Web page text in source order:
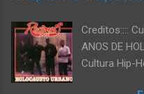
Creditos::::
ANOS DE
Cultura Hip-